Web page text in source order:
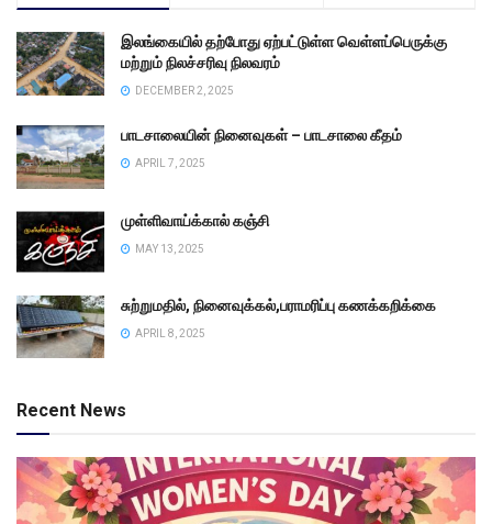
இலங்கையில் தற்போது ஏற்பட்டுள்ள வெள்ளப்பெருக்கு
மற்றும் நிலச்சரிவு நிலவரம்
DECEMBER 2, 2025
பாடசாலையின் நினைவுகள் – பாடசாலை கீதம்
APRIL 7, 2025
முள்ளிவாய்க்கால் கஞ்சி
MAY 13, 2025
சுற்றுமதில், நினைவுக்கல்,பராமரிப்பு கணக்கறிக்கை
APRIL 8, 2025
Recent News